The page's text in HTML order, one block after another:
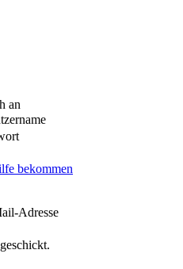
an
bekommen
Adresse